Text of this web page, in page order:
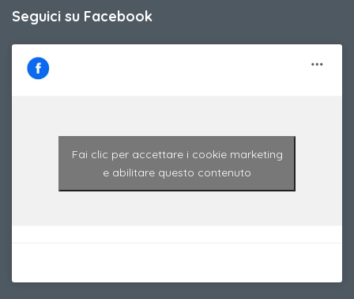
Seguici su Facebook
Fai clic per accettare i cookie marketing
e abilitare questo contenuto